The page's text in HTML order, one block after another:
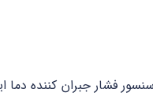
فشار جبران کننده